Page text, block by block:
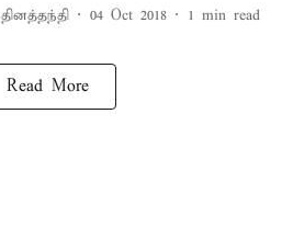
தினத்தந்தி 04 Oct 2018 1 min read
Read More